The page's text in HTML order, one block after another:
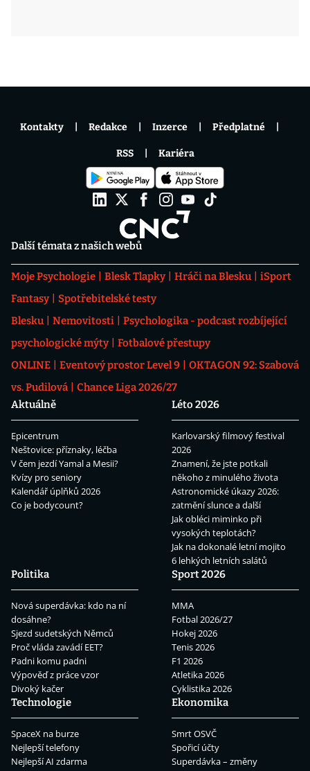
Další témata z našich webů
Moje Psychologie Blesk Tlapky Hráči na Blesku
iSport
Fantasy
Spotřebitelské testy
Blesku
Nemovitosti
Psychologika - podcast rozbíjející
psychologické mýty
Fotbalové přestupy
ONLINE
Eventový prostor Level 9
OKTAGON 92: Szabová
vs. Pudilová
Chance Liga 2026/27
Aktuálně
Epicentrum
Neštovice: příznaky, léčba
V čem jezdí Yamal a Mesii?
Kvízy pro seniory
Kalendář úplňků 2026
Co je bodycount?
Léto 2026
Karlovarský filmový festival
2026
Znamení, že jste potkali
někoho z minulého života
Astronomické úkazy 2026:
zatmění slunce a další
Jak obléci miminko při
vysokých teplotách?
Jak na dokonalé letní mojito
6 lehkých letních salátů
Politika
Nová superdávka: kdo na ní
dosáhne?
Sjezd sudetských Němců
Proč vláda zavádí EET?
Padni komu padni
Výpověď z práce vzor
Divoký kačer
Sport 2026
MMA
Fotbal 2026/27
Hokej 2026
Tenis 2026
F1 2026
Atletika 2026
Cyklistika 2026
Technologie
SpaceX na burze
Nejlepší telefony
Nejlepší AI zdarma
Ekonomika
Smrt OSVČ
Spořicí účty
Superdávka – změny
Kontakty Redakce Inzerce Předplatné
RSS Kariéra